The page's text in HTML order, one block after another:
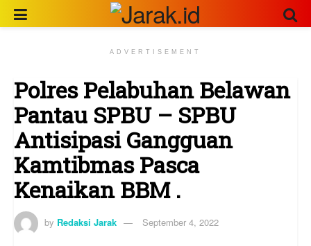
ADVERTISEMENT
Polres Pelabuhan Belawan
Pantau SPBU – SPBU
Antisipasi Gangguan
Kamtibmas Pasca
Kenaikan BBM .
by Redaksi Jarak September 4, 2022